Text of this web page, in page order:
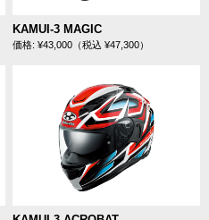
KAMUI-3 MAGIC
価格: ¥43,000（税込 ¥47,300）